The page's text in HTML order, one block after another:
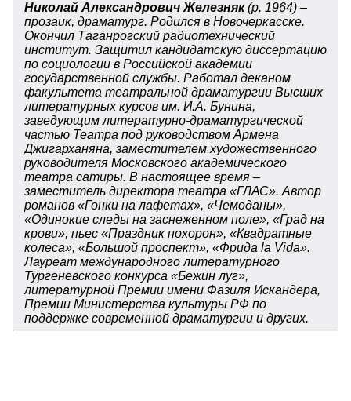
Николай Александрович Железняк(р. 1964) –
прозаик, драматург. Родился в Новочеркасске.
Окончил Таганрогский радиотехнический
институт. Защитил кандидатскую диссертацию
по социологии в Российской академии
государственной службы. Работал деканом
факультета театральной драматургии Высших
литературных курсов им. И.А. Бунина,
заведующим литературно-драматургической
частью Театра под руководством Армена
Джигарханяна, заместителем художественного
руководителя Московского академического
театра сатиры. В настоящее время –
заместитель директора театра «ГЛАС». Автор
романов «Гонки на лафетах», «Чемоданы»,
«Одинокие следы на заснеженном поле», «Град на
крови», пьес «Праздник похорон», «Квадратные
колеса», «Большой проспект», «Фрида la Vida».
Лауреат международного литературного
Тургеневского конкурса «Бежин луг»,
литературной Премии имени Фазиля Искандера,
Премии Министерства культуры РФ по
поддержке современной драматургии и других.